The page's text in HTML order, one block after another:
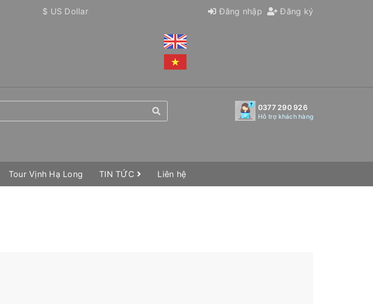
Đăng nhập Đăng ký
$ US Dollar
0377 290 926
Hỗ trợ khách hàng
Tour Vịnh Hạ Long TIN TỨC Liên hệ